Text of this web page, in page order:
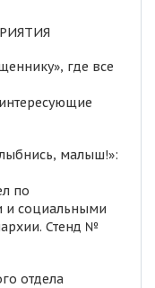
где все
малыш!»:
по
и социальными
Стенд №
отдела